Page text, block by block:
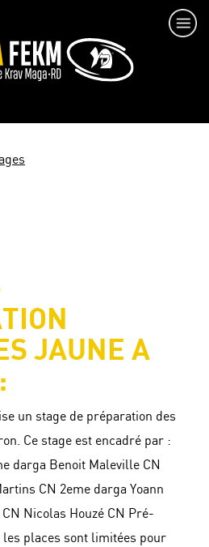
JAUNE A
un stage de préparation des
Ce stage est encadré par :
darga Benoit Maleville CN
CN 2eme darga Yoann
Nicolas Houzé CN Pré-
places sont limitées pour